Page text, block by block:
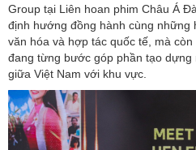
Group tại Liên hoan phim Châu Á
định hướng đồng hành cùng những
văn hóa và hợp tác quốc tế, mà
đang từng bước góp phần tạo
giữa Việt Nam với khu vực.